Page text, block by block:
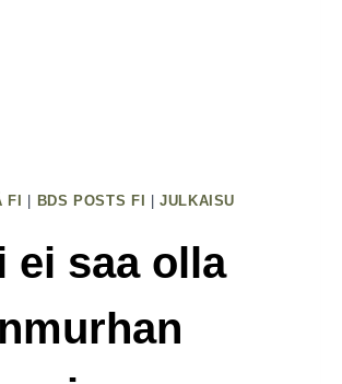
FI BDS POSTS FI |JULKAISU
ei saa olla